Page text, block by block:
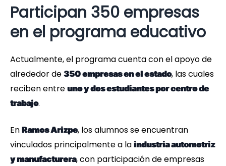
Participan 350 empresas
en el programa educativo
Actualmente, el programa cuenta con el apoyo de
alrededor de 350 empresas en el estado, las cuales
reciben entre uno y dos estudiantes por centro de
trabajo.
En Ramos Arizpe, los alumnos se encuentran
vinculados principalmente a la industria automotriz
y manufacturera, con participación de empresas